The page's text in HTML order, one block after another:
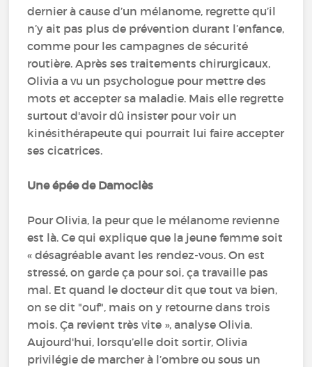
dernier à cause d’un mélanome, regrette qu’il
n’y ait pas plus de prévention durant l’enfance,
comme pour les campagnes de sécurité
routière. Après ses traitements chirurgicaux,
Olivia a vu un psychologue pour mettre des
mots et accepter sa maladie. Mais elle regrette
surtout d'avoir dû insister pour voir un
kinésithérapeute qui pourrait lui faire accepter
ses cicatrices.
Une épée de Damoclès
Pour Olivia, la peur que le mélanome revienne
est là. Ce qui explique que la jeune femme soit
« désagréable avant les rendez-vous. On est
stressé, on garde ça pour soi, ça travaille pas
mal. Et quand le docteur dit que tout va bien,
on se dit "ouf", mais on y retourne dans trois
mois. Ça revient très vite », analyse Olivia.
Aujourd'hui, lorsqu’elle doit sortir, Olivia
privilégie de marcher à l’ombre ou sous un